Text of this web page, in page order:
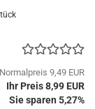
9,49 EUR
Ihr Preis 8,99 EUR
Sie sparen 5,27%